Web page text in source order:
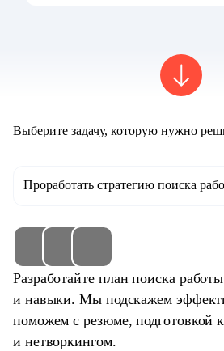
Выберите задачу, которую нужно
Проработать стратегию поиска
Разработайте план поиска
и навыки. Мы подскажем
поможем с резюме, подготовкой
и нетворкингом.